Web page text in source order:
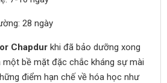
28 ngày
Chapdur khi đã bảo dưỡng xong
bề mặt đặc chắc kháng sự mài
điểm hạn chế về hóa học như